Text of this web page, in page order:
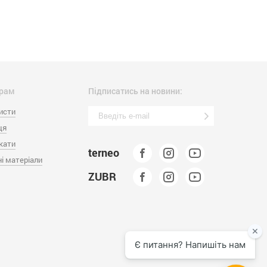
матеріали
Підписатись на новини:
terneo
ZUBR